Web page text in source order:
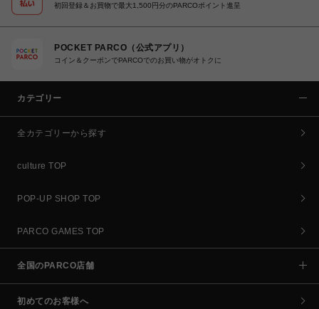
初回登録＆お買物で最大1,500円分のPARCOポイント進呈
POCKET PARCO（公式アプリ）
コイン＆クーポンでPARCOでのお買い物がオトクに
カテゴリー
全カテゴリーから探す
culture TOP
POP-UP SHOP TOP
PARCO GAMES TOP
全国のPARCO店舗
初めてのお客様へ